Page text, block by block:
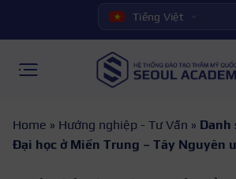
Tiếng Việt
Home » Hướng nghiệp - Tư Vấn » Danh
Đại học ở Miền Trung – Tây Nguyên